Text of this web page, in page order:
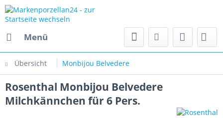
Menü
Übersicht Monbijou Belvedere
Rosenthal Monbijou Belvedere
Milchkännchen für 6 Pers.